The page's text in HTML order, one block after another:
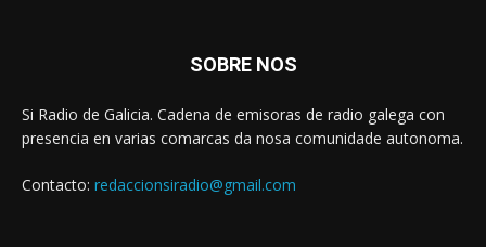
SOBRE NOS
Si Radio de Galicia. Cadena de emisoras de radio galega con
presencia en varias comarcas da nosa comunidade autonoma.
Contacto: redaccionsiradio@gmail.com